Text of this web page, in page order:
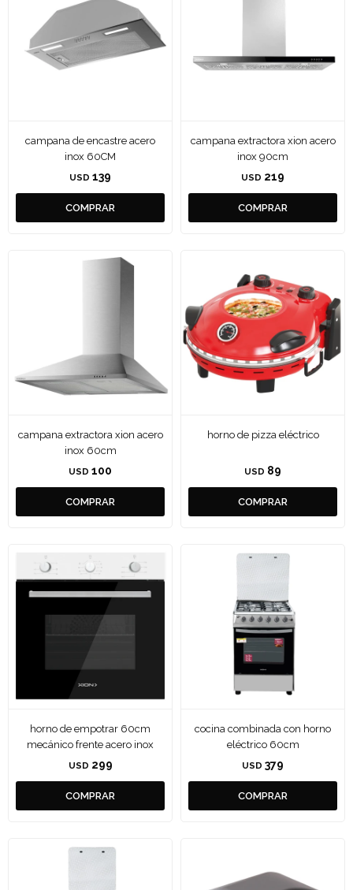
campana de encastre acero
inox 60CM
USD 139
campana extractora xion acero
inox 90cm
USD 219
campana extractora xion acero
inox 60cm
USD 100
horno de pizza eléctrico
USD 89
horno de empotrar 60cm
mecánico frente acero inox
USD 299
cocina combinada con horno
eléctrico 60cm
USD 379